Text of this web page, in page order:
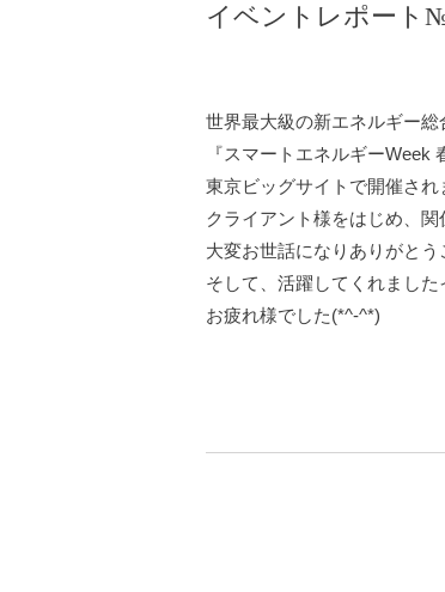
イベントレポート
世界最大級の新エネルギー
『スマートエネルギーWeek
東京ビッグサイトで開催さ
クライアント様をはじめ、関
大変お世話になりありがと
そして、活躍してくれました
お疲れ様でした(*^-^*)